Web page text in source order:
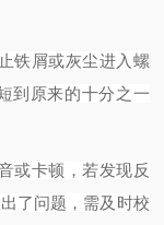
铁屑或灰尘进入螺
到原来的十分之一
或卡顿，若发现反
了问题，需及时校